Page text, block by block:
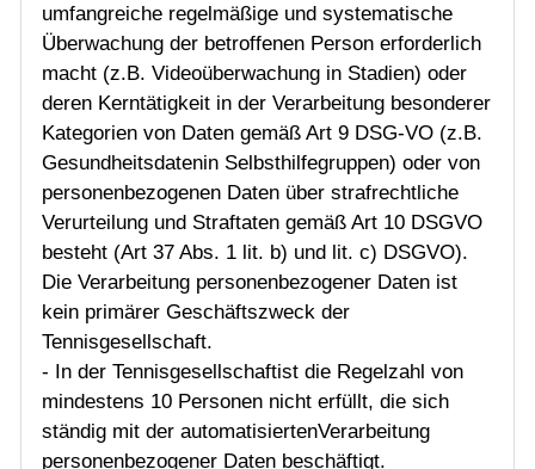
umfangreiche regelmäßige und systematische
Überwachung der betroffenen Person erforderlich
macht (z.B. Videoüberwachung in Stadien) oder
deren Kerntätigkeit in der Verarbeitung besonderer
Kategorien von Daten gemäß Art 9 DSG-VO (z.B.
Gesundheitsdatenin Selbsthilfegruppen) oder von
personenbezogenen Daten über strafrechtliche
Verurteilung und Straftaten gemäß Art 10 DSGVO
besteht (Art 37 Abs. 1 lit. b) und lit. c) DSGVO).
Die Verarbeitung personenbezogener Daten ist
kein primärer Geschäftszweck der
Tennisgesellschaft.
- In der Tennisgesellschaftist die Regelzahl von
mindestens 10 Personen nicht erfüllt, die sich
ständig mit der automatisiertenVerarbeitung
personenbezogener Daten beschäftigt.